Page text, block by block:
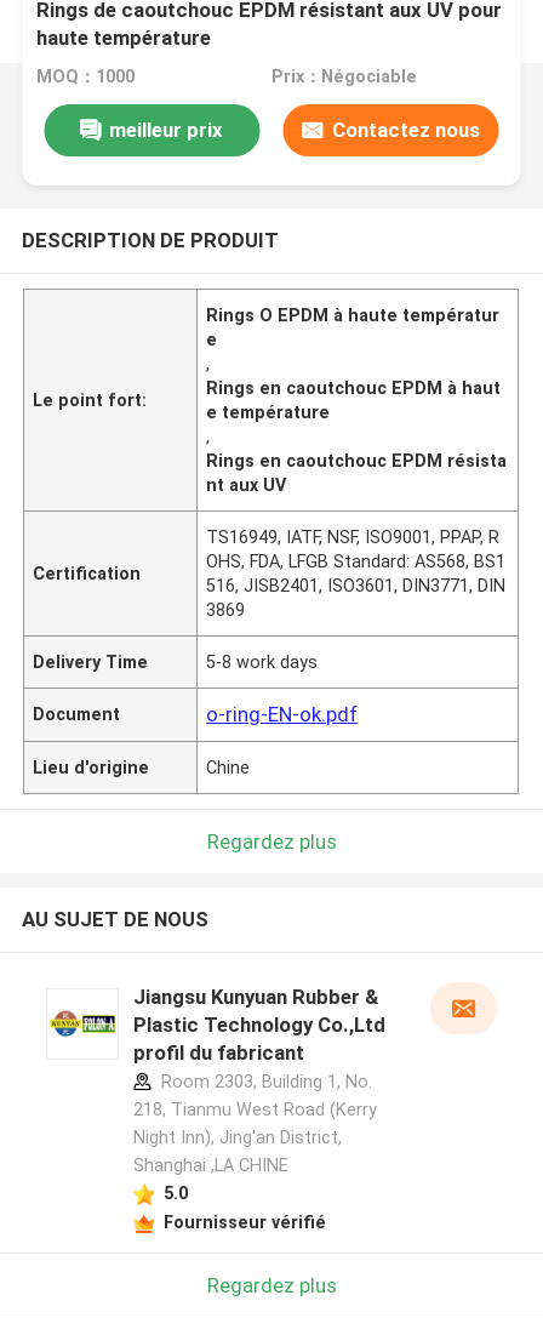
Rings de caoutchouc EPDM résistant aux UV pour
haute température
MOQ：1000 Prix：Négociable
meilleur prix Contactez nous
DESCRIPTION DE PRODUIT
Le point fort:
Rings O EPDM à haute températur
e
,
Rings en caoutchouc EPDM à haut
e température
,
Rings en caoutchouc EPDM résista
nt aux UV
Certification
TS16949, IATF, NSF, ISO9001, PPAP, R
OHS, FDA, LFGB Standard: AS568, BS1
516, JISB2401, ISO3601, DIN3771, DIN
3869
Delivery Time 5-8 work days
Document o-ring-EN-ok.pdf
Lieu d'origine Chine
Regardez plus
AU SUJET DE NOUS
Jiangsu Kunyuan Rubber &
Plastic Technology Co.,Ltd
profil du fabricant
Room 2303, Building 1, No.
218, Tianmu West Road (Kerry
Night Inn), Jing'an District,
Shanghai ,LA CHINE
5.0
Fournisseur vérifié
Regardez plus